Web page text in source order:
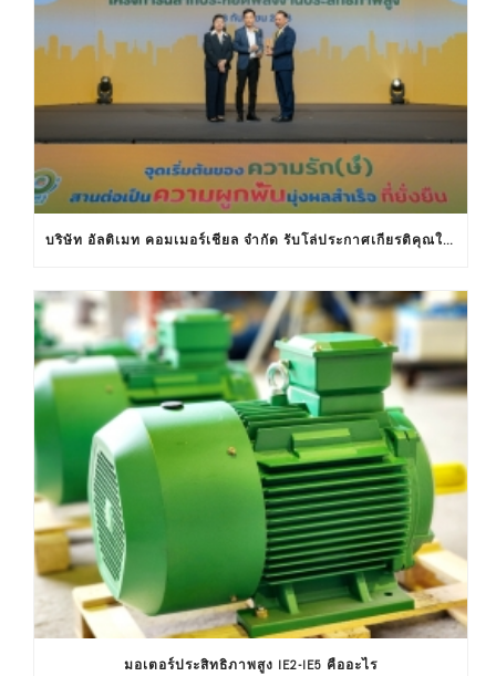
บริษัท อัลติเมท คอมเมอร์เชียล จำกัด รับโล่ประกาศเกียรติคุณในงานครบรอบ 30 ปีฉลากประหยัดไฟฟ้าเบอร์ 5
มอเตอร์ประสิทธิภาพสูง IE2-IE5 คืออะไร